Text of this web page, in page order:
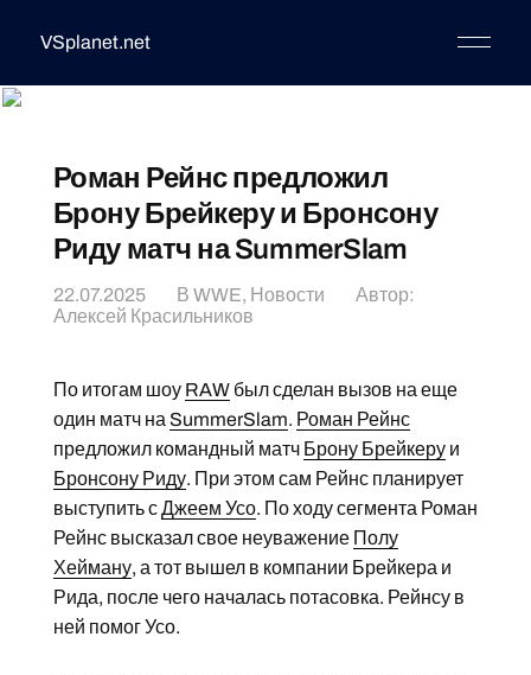
VSplanet.net
Роман Рейнс предложил
Брону Брейкеру и Бронсону
Риду матч на SummerSlam
22.07.2025 В WWE, Новости
Автор:
Алексей Красильников
По итогам шоу RAWбыл сделан вызов на еще
один матч на SummerSlam. Роман Рейнс
предложил командный матч Брону Брейкеруи
Бронсону Риду. При этом сам Рейнс планирует
выступить сДжеем Усо. По ходу сегмента Роман
Рейнс высказал свое неуважение Полу
Хейману, а тот вышел в компании Брейкера и
Рида, после чего началась потасовка. Рейнсу в
ней помог Усо.